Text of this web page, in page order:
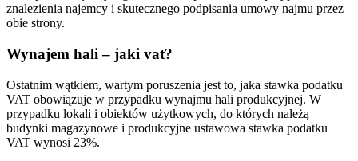
znalezienia najemcy i skutecznego podpisania umowy najmu przez
obie strony.
Wynajem hali – jaki vat?
Ostatnim wątkiem, wartym poruszenia jest to, jaka stawka podatku
VAT obowiązuje w przypadku wynajmu hali produkcyjnej. W
przypadku lokali i obiektów użytkowych, do których należą
budynki magazynowe i produkcyjne ustawowa stawka podatku
VAT wynosi 23%.